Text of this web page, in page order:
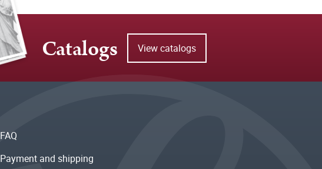
Catalogs View catalogs
FAQ
Payment and shipping